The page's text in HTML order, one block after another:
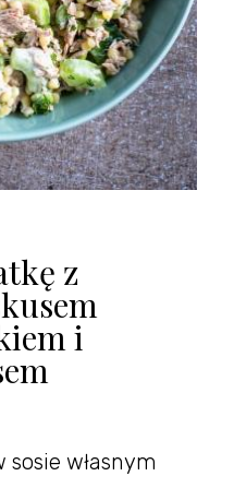
z
i
własnym